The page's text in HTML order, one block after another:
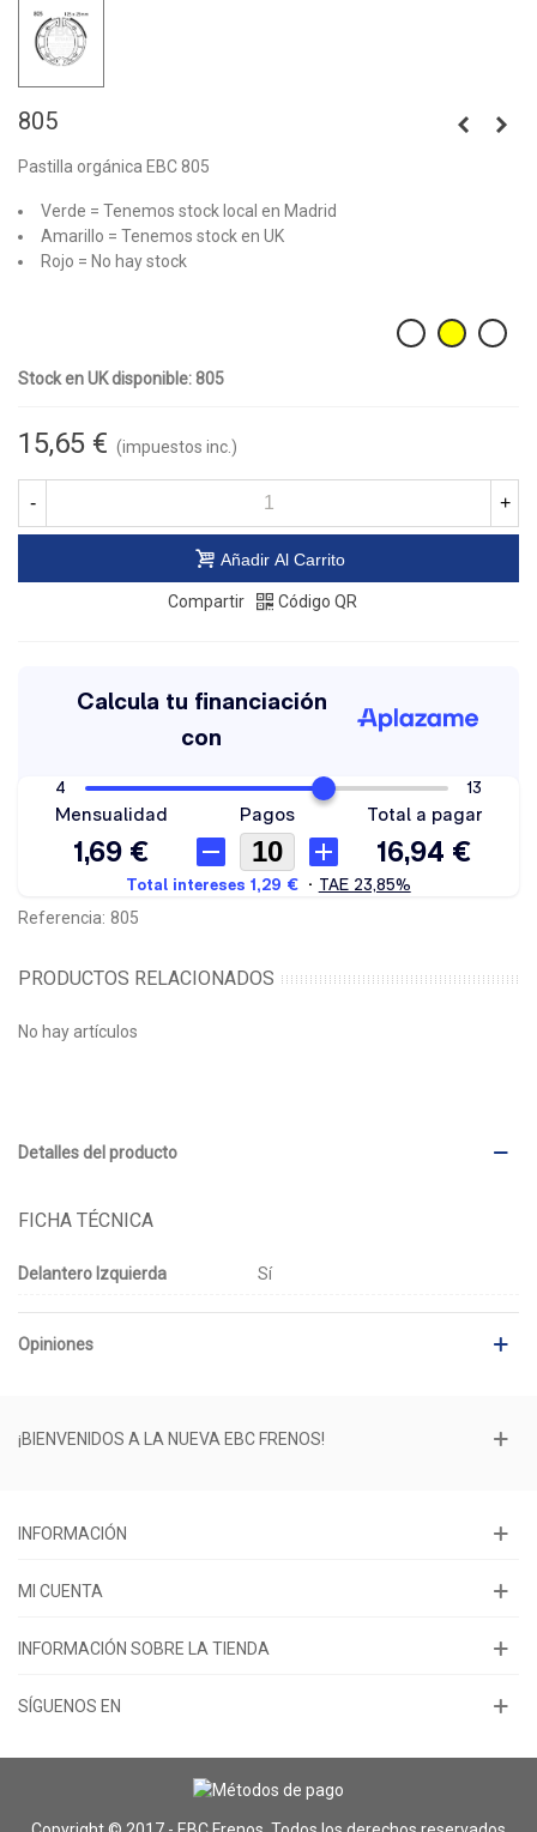
805
Pastilla orgánica EBC 805
Verde = Tenemos stock local en Madrid
Amarillo = Tenemos stock en UK
Rojo = No hay stock
Stock en UK disponible: 805
15,65 € (impuestos inc.)
- +
Añadir Al Carrito
Compartir Código QR
Referencia: 805
PRODUCTOS RELACIONADOS
No hay artículos
Detalles del producto
FICHA TÉCNICA
Delantero Izquierda Sí
Opiniones
¡BIENVENIDOS A LA NUEVA EBC FRENOS!
INFORMACIÓN
MI CUENTA
INFORMACIÓN SOBRE LA TIENDA
SÍGUENOS EN